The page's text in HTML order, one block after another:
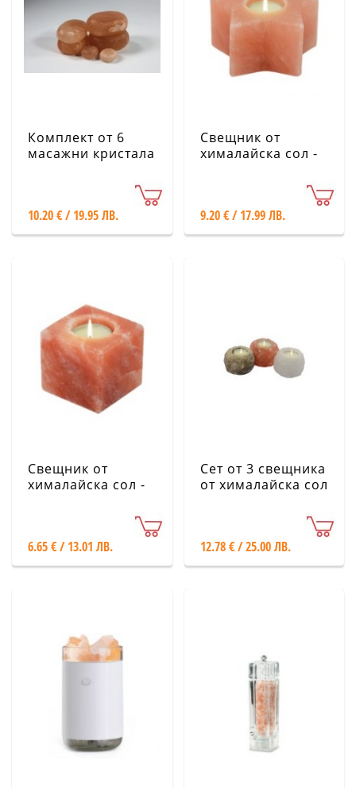
Комплект от 6
масажни кристала
10.20 € / 19.95 ЛВ.
Свещник от
хималайска сол -
9.20 € / 17.99 ЛВ.
Свещник от
хималайска сол -
6.65 € / 13.01 ЛВ.
Сет от 3 свещника
от хималайска сол
12.78 € / 25.00 ЛВ.